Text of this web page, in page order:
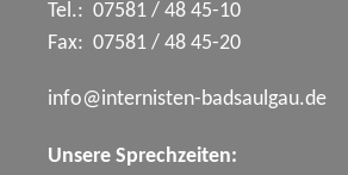
Tel.: 07581 / 48 45-10
Fax: 07581 / 48 45-20
nf nt rn st n-b ds lg d
Unsere Sprechzeiten: